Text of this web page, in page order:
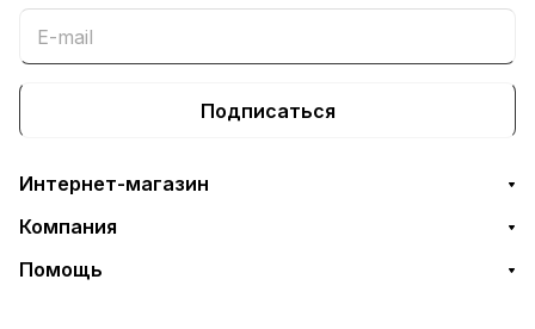
Подписаться
Интернет-магазин
Компания
Помощь